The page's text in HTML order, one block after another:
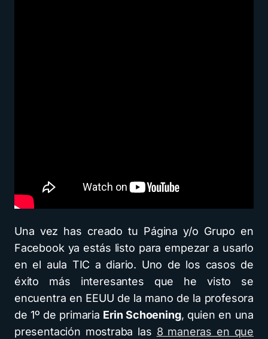
Una vez has creado tu Página y/o Grupo en
Facebook ya estás listo para empezar a usarlo
en el aula TIC a diario. Uno de los casos de
éxito más interesantes que he visto se
encuentra en EEUU de la mano de la profesora
de 1º de primaria Erin Schoening, quien en una
presentación mostraba las 8 maneras en que